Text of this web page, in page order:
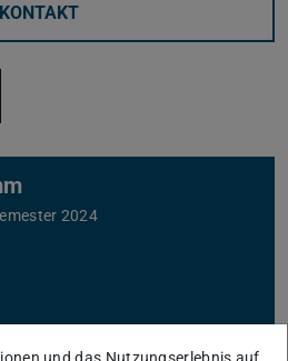
KONTAKT
2024
und das Nutzungserlebnis auf